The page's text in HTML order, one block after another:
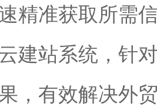
精准获取所需
建站系统，针
，有效解决外